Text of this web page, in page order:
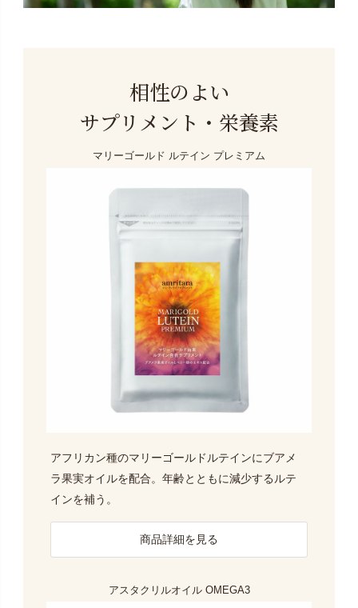
相性のよい
サプリメント・栄養素
マリーゴールド ルテイン プレミアム
アフリカン種のマリーゴールドルテインにブアメ
ラ果実オイルを配合。年齢とともに減少するルテ
インを補う。
商品詳細を見る
アスタクリルオイル OMEGA3